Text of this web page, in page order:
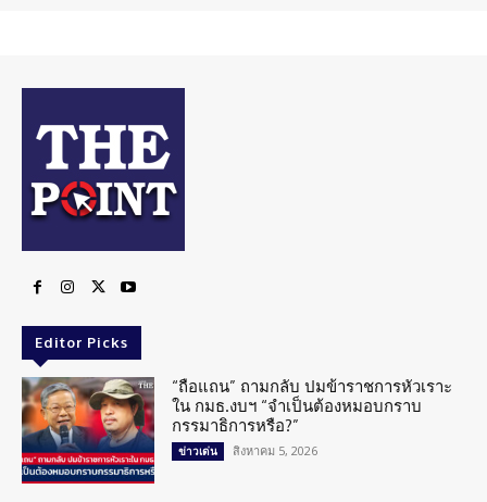
Editor Picks
“ถือแถน” ถามกลับ ปมข้าราชการหัวเราะ
ใน กมธ.งบฯ “จำเป็นต้องหมอบกราบ
กรรมาธิการหรือ?”
ข่าวเด่น สิงหาคม 5, 2026